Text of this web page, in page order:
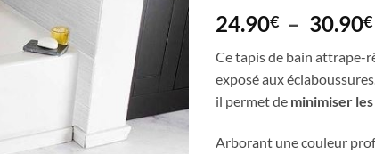
24.90€ – 30.90€
Ce tapis de bain attrape-
exposé aux
il permet de minimiser
Arborant une couleur